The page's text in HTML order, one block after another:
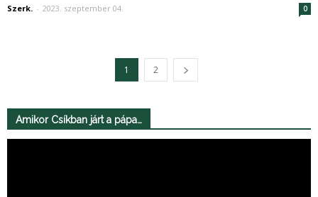
Szerk. - 2023. szeptember 04. 0
1 2
Amikor Csíkban járt a pápa…